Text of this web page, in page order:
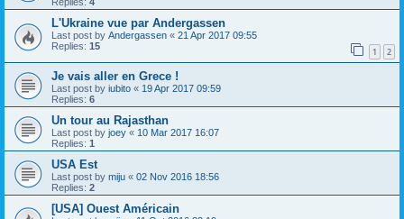
L'Ukraine vue par Andergassen
Last post by Andergassen « 21 Apr 2017 09:55
Replies: 15 1 2
Je vais aller en Grece !
Last post by iubito « 19 Apr 2017 09:59
Replies: 6
Un tour au Rajasthan
Last post by joey « 10 Mar 2017 16:07
Replies: 1
USA Est
Last post by miju « 02 Nov 2016 18:56
Replies: 2
[USA] Ouest Américain